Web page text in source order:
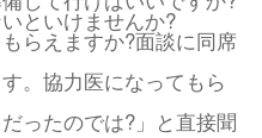
といけませんか?
らえますか?面談に同席
。協力医になってもら
ったのでは?」と直接聞